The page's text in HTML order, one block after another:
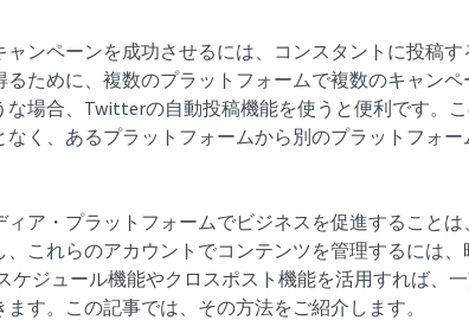
ンペーンを成功させるには、コンスタントに投稿す
るために、複数のプラットフォームで複数のキャン
な場合、Twitterの自動投稿機能を使うと便利です。
なく、あるプラットフォームから別のプラットフォ
ィア・プラットフォームでビジネスを促進すること
これらのアカウントでコンテンツを管理するには、
ケジュール機能やクロスポスト機能を活用すれば、
す。この記事では、その方法をご紹介します。